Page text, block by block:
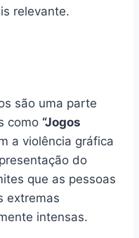
relevante.
são uma parte
como “Jogos
a violência gráfica
do
que as pessoas
extremas
intensas.